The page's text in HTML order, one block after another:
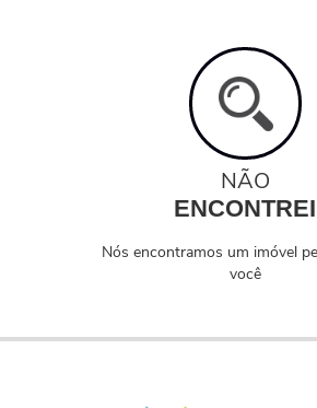
NÃO
ENCONTREI
Nós encontramos um imóvel
você